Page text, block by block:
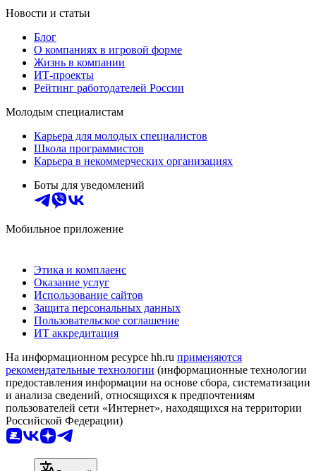
Новости и статьи
Блог
О компаниях в игровой форме
Жизнь в компании
ИТ-проекты
Рейтинг работодателей России
Молодым специалистам
Карьера для молодых специалистов
Школа программистов
Карьера в некоммерческих организациях
Боты для уведомлений
Мобильное приложение
Этика и комплаенс
Оказание услуг
Использование сайтов
Защита персональных данных
Пользовательское соглашение
ИТ аккредитация
На информационном ресурсе hh.ru применяются
рекомендательные технологии (информационные технологии
предоставления информации на основе сбора, систематизации
и анализа сведений, относящихся к предпочтениям
пользователей сети «Интернет», находящихся на территории
Российской Федерации)